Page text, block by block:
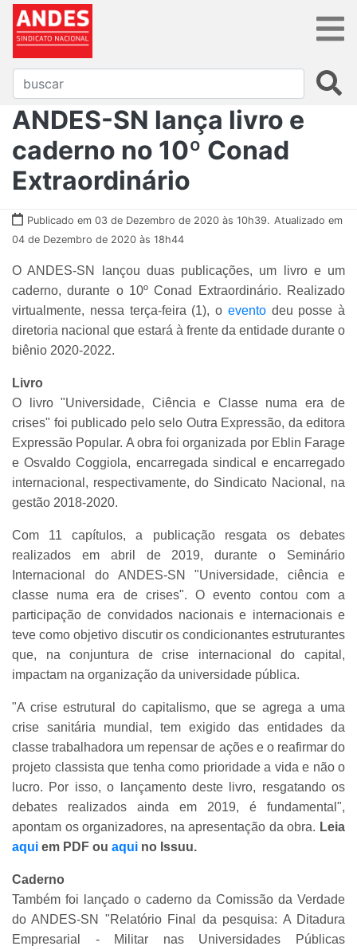
ANDES-SN lança livro e
caderno no 10º Conad
Extraordinário
Publicado em 03 de Dezembro de 2020 às 10h39. Atualizado em
04 de Dezembro de 2020 às 18h44
O ANDES-SN lançou duas publicações, um livro e um
caderno, durante o 10º Conad Extraordinário. Realizado
virtualmente, nessa terça-feira (1), o eventodeu posse à
diretoria nacional que estará à frente da entidade durante o
biênio 2020-2022.
Livro
O livro "Universidade, Ciência e Classe numa era de
crises" foi publicado pelo selo Outra Expressão, da editora
Expressão Popular. A obra foi organizada por Eblin Farage
e Osvaldo Coggiola, encarregada sindical e encarregado
internacional, respectivamente, do Sindicato Nacional, na
gestão 2018-2020.
Com 11 capítulos, a publicação resgata os debates
realizados em abril de 2019, durante o Seminário
Internacional do ANDES-SN "Universidade, ciência e
classe numa era de crises". O evento contou com a
participação de convidados nacionais e internacionais e
teve como objetivo discutir os condicionantes estruturantes
que, na conjuntura de crise internacional do capital,
impactam na organização da universidade pública.
"A crise estrutural do capitalismo, que se agrega a uma
crise sanitária mundial, tem exigido das entidades da
classe trabalhadora um repensar de ações e o reafirmar do
projeto classista que tenha como prioridade a vida e não o
lucro. Por isso, o lançamento deste livro, resgatando os
debates realizados ainda em 2019, é fundamental",
apontam os organizadores, na apresentação da obra. Leia
aqui em PDF ou aqui no Issuu.
Caderno
Também foi lançado o caderno da Comissão da Verdade
do ANDES-SN "Relatório Final da pesquisa: A Ditadura
Empresarial - Militar nas Universidades Públicas